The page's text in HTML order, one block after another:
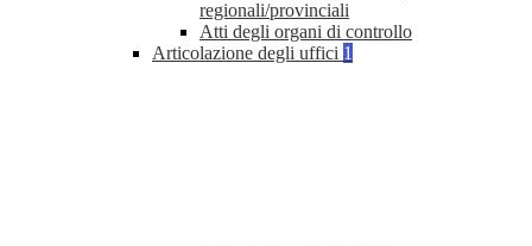
regionali/provinciali
Atti degli organi di controllo
Articolazione degli uffici 1